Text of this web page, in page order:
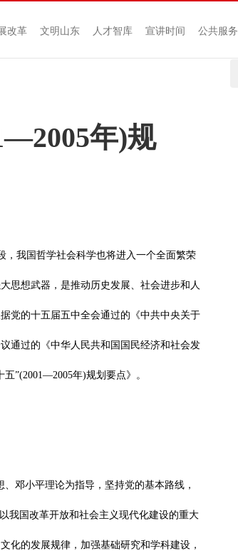
改革 文明山东 人才智库 宣讲时间 公共服务
年)规
，我国哲学社会科学也将进入一个全面繁荣
思想武器，是推动历史发展、社会进步和人
党的十五届五中全会通过的《中共中央关于
通过的《中华人民共和国国民经济和社会发
”(2001—2005年)规划要点》。
邓小平理论为指导，坚持党的基本路线，
我国改革开放和社会主义现代化建设的重大
化的发展规律，加强基础研究和学科建设，